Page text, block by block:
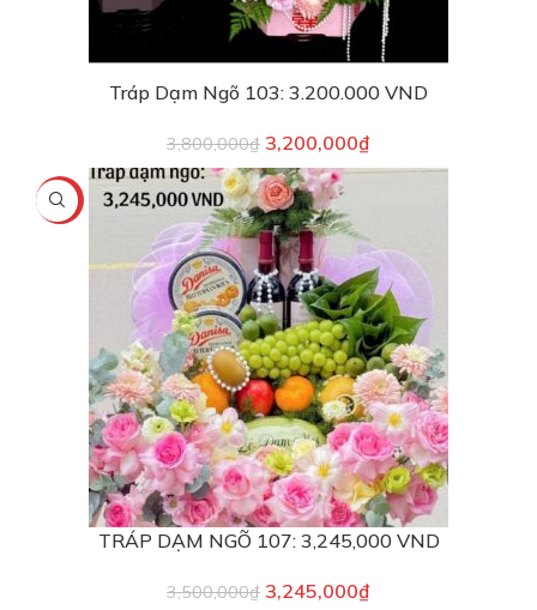
Tráp Dạm Ngõ 103: 3.200.000 VND
3,800,000₫ 3,200,000₫
-7%
TRÁP DẠM NGÕ 107: 3,245,000 VND
3,500,000₫ 3,245,000₫